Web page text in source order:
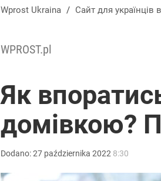
Wprost Ukraina / Сайт для українців
WPROST.pl
Як
домівкою?
Dodano:27 października 2022 8:30